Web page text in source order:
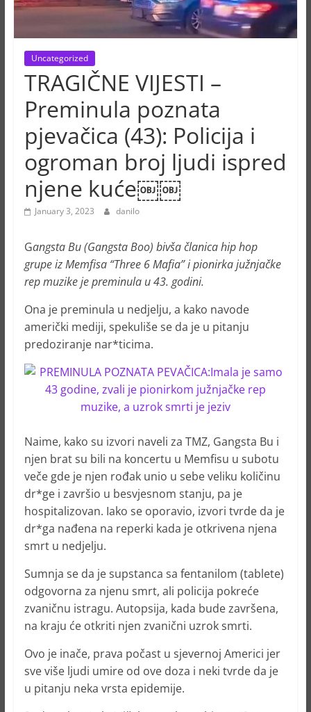
Uncategorized
TRAGIČNE VIJESTI –
Preminula poznata
pjevačica (43): Policija i
ogroman broj ljudi ispred
njene kuće￼￼
January 3, 2023 danilo
Gangsta Bu (Gangsta Boo) bivša članica hip hop
grupe iz Memfisa “Three 6 Mafia” i pionirka južnjačke
rep muzike je preminula u 43. godini.
Ona je preminula u nedjelju, a kako navode
američki mediji, spekuliše se da je u pitanju
predoziranje nar*ticima.
Naime, kako su izvori naveli za TMZ, Gangsta Bu i
njen brat su bili na koncertu u Memfisu u subotu
veče gde je njen rođak unio u sebe veliku količinu
dr*ge i završio u besvjesnom stanju, pa je
hospitalizovan. Iako se oporavio, izvori tvrde da je
dr*ga nađena na reperki kada je otkrivena njena
smrt u nedjelju.
Sumnja se da je supstanca sa fentanilom (tablete)
odgovorna za njenu smrt, ali policija pokreće
zvaničnu istragu. Autopsija, kada bude završena,
na kraju će otkriti njen zvanični uzrok smrti.
Ovo je inače, prava počast u sjevernoj Americi jer
sve više ljudi umire od ove doza i neki tvrde da je
u pitanju neka vrsta epidemije.